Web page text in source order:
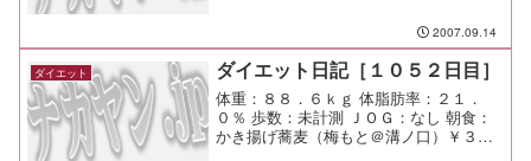
2007.09.14
ダイエット ダイエット日記［１０５２日目］
体重：８８．６ｋｇ 体脂肪率：２１．
０％ 歩数：未計測 ＪＯＧ：なし 朝食：
かき揚げ蕎麦（梅もと＠溝ノ口）￥３５